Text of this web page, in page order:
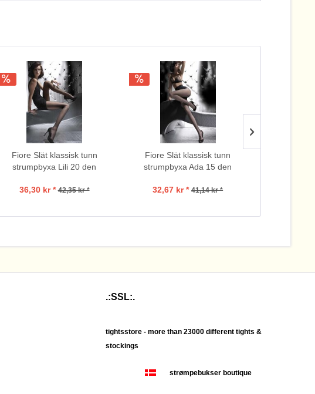
Fiore Slät klassisk tunn
strumpbyxa Lili 20 den
36,30 kr * 42,35 kr *
Fiore Slät klassisk tunn
strumpbyxa Ada 15 den
32,67 kr * 41,14 kr *
.:SSL:.
tightsstore - more than 23000 different tights &
stockings
strømpebukser boutique